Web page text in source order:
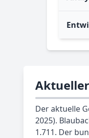
Der aktuelle
2025).
1.711. Der